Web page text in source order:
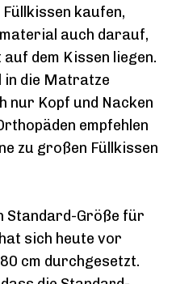
kaufen,
auch darauf,
dem Kissen liegen.
in die Matratze
nur Kopf und Nacken
empfehlen
zu großen Füllkissen
Standard-Größe für
sich heute vor
cm durchgesetzt.